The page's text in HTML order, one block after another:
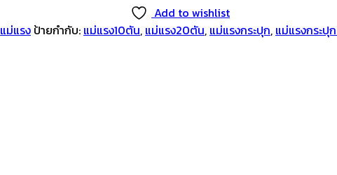
Add to wishlist
แม่แรง ป้ายกำกับ: แม่แรง10ตัน, แม่แรง20ตัน, แม่แรงกระปุก, แม่แรงกระปุ